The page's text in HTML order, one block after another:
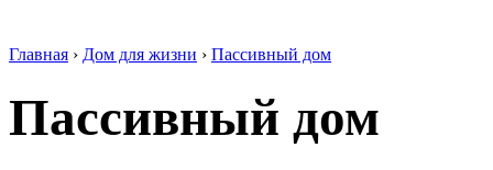
Главная › Дом для жизни › Пассивный дом
Пассивный дом